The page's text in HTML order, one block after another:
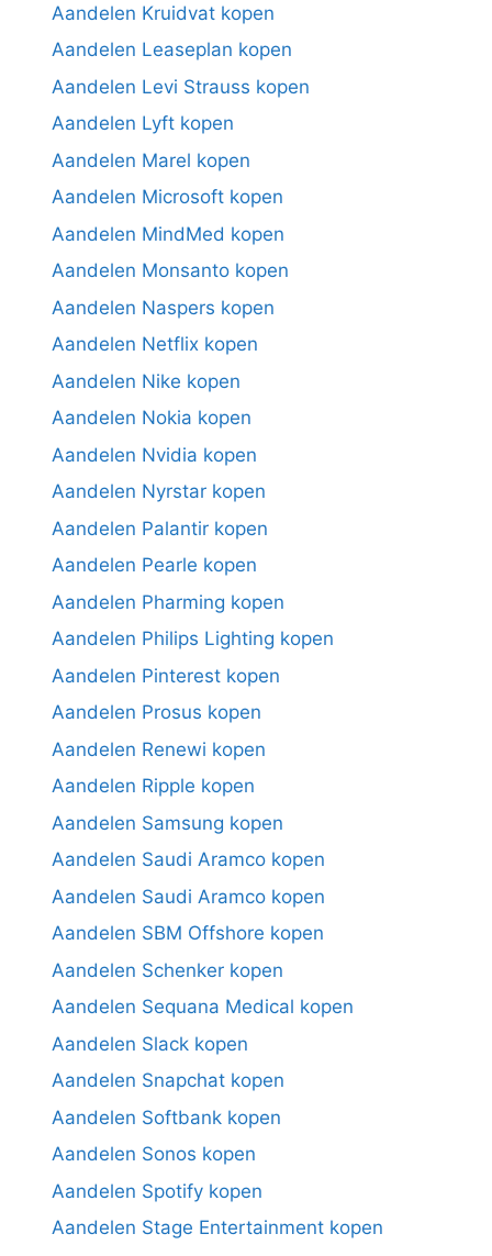
Aandelen Kruidvat kopen
Aandelen Leaseplan kopen
Aandelen Levi Strauss kopen
Aandelen Lyft kopen
Aandelen Marel kopen
Aandelen Microsoft kopen
Aandelen MindMed kopen
Aandelen Monsanto kopen
Aandelen Naspers kopen
Aandelen Netflix kopen
Aandelen Nike kopen
Aandelen Nokia kopen
Aandelen Nvidia kopen
Aandelen Nyrstar kopen
Aandelen Palantir kopen
Aandelen Pearle kopen
Aandelen Pharming kopen
Aandelen Philips Lighting kopen
Aandelen Pinterest kopen
Aandelen Prosus kopen
Aandelen Renewi kopen
Aandelen Ripple kopen
Aandelen Samsung kopen
Aandelen Saudi Aramco kopen
Aandelen Saudi Aramco kopen
Aandelen SBM Offshore kopen
Aandelen Schenker kopen
Aandelen Sequana Medical kopen
Aandelen Slack kopen
Aandelen Snapchat kopen
Aandelen Softbank kopen
Aandelen Sonos kopen
Aandelen Spotify kopen
Aandelen Stage Entertainment kopen